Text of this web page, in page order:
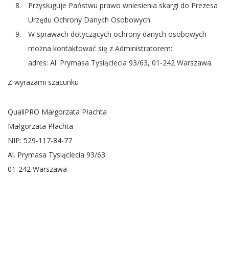
Przysługuje Państwu prawo wniesienia skargi do Prezesa
Urzędu Ochrony Danych Osobowych.
W sprawach dotyczących ochrony danych osobowych
można kontaktować się z Administratorem:
adres: Al. Prymasa Tysiąclecia 93/63, 01-242 Warszawa.
Z wyrazami szacunku
QualiPRO Małgorzata Płachta
Małgorzata Płachta
NIP: 529-117-84-77
Al. Prymasa Tysiąclecia 93/63
01-242 Warszawa